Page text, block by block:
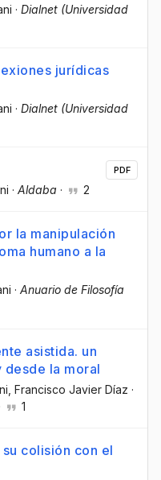
· Dialnet (Universidad
jurídicas
· Dialnet (Universidad
· Aldaba · 2
PDF
la manipulación
humano a la
· Anuario de Filosofía
asistida. un
la moral
, Francisco Javier Díaz ·
1
colisión con el